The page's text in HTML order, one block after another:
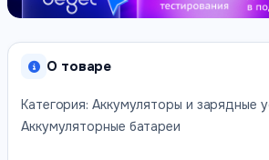
О товаре
Категория: Аккумуляторы и зарядные
Аккумуляторные батареи